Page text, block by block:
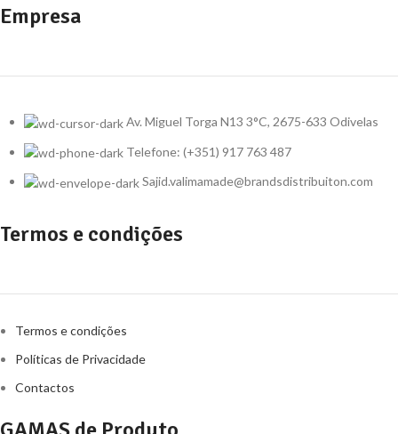
Empresa
Av. Miguel Torga N13 3°C, 2675-633 Odivelas
Telefone: (+351) 917 763 487
Sajid.valimamade@brandsdistribuiton.com
Termos e condições
Termos e condições
Políticas de Privacidade
Contactos